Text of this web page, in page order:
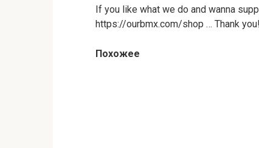
If you like what we do and wanna
https://ourbmx.com/shop … Thank you!
Похожее